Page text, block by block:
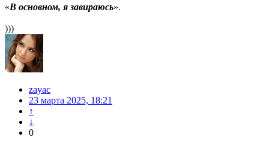
«В основном, я завираюсь».
)))
zayac
23 марта 2025, 18:21
↑
↓
0